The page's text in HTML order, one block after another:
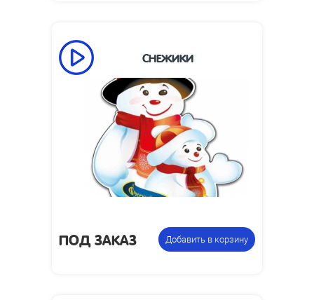
СНЕЖИКИ
Время работы, сек:
50
Высота пламени, м:
1.5
Размеры изделия,
290 х 75
Вес упаковки, кг:
1.5
Цена указана за
Фонтан
пиротехнический
ПОД ЗАКАЗ Добавить в корзину